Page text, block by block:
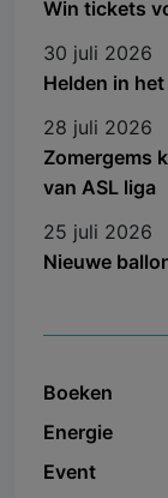
Win tickets
30 juli 2026
Helden in
28 juli 2026
Zomergems
van ASL liga
25 juli 2026
Nieuwe
Boeken
Energie
Event